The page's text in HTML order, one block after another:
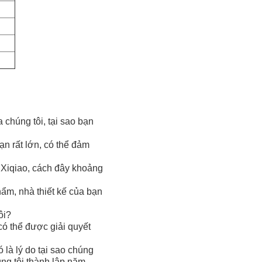
chúng tôi, tại sao bạn
rất lớn, có thể đảm
cách đây khoảng
nhà thiết kế của bạn
thể được giải quyết
là lý do tại sao chúng